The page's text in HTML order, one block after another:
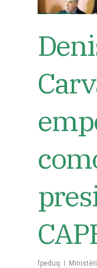
fpeduq